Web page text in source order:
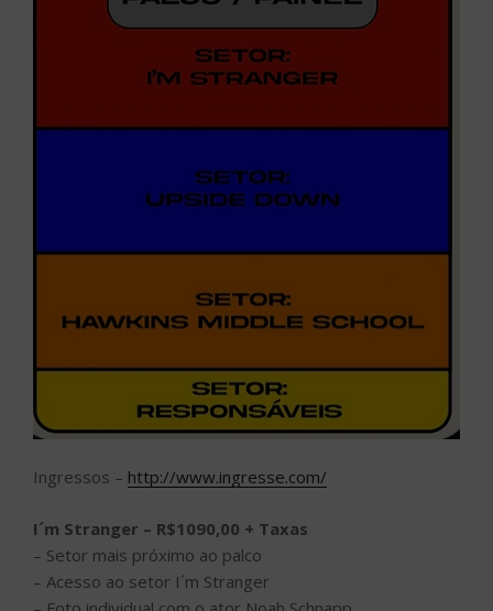
Ingressos – http://www.ingresse.com/
I´m Stranger – R$1090,00 + Taxas
– Setor mais próximo ao palco
– Acesso ao setor I´m Stranger